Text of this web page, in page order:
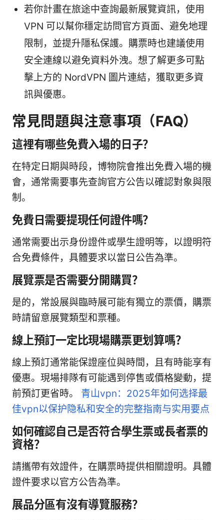
若你計畫在旅途中查詢最新展覽資訊，使用
VPN 可以幫你穩定訪問官方頁面、避免地理
限制，並提升隱私保護。購票時也建議使用
安全連線以避免資料外洩。想了解更多可點
擊上方的 NordVPN 圖片連結，獲取更多資
訊與優惠。
常見問題與注意事項（FAQ）
這裡有哪些免費入場的日子？
在特定日期與時段，博物院會推出免費入場的機
會，通常需要事先查詢官方公告以確認對象與限
制。
免費日需要提現任何證件嗎？
通常需要出示身份證件或學生證明等，以證明符
合免費條件，具體要求以當日公告為準。
展覽票是否需要分開購買？
是的，常設展與臨時展可能有獨立的票價，購票
時請留意展覽類型和票種。
線上預訂一定比現場購票更划算嗎？
線上預訂通常能保證座位與時間，且有時能享有
優惠。現場排隊有可能遇到停售或價格變動，提
前預訂更省時。 青山vpn：2025年如何选择最
佳vpn以保护隐私和安全的完整指南与实用要点
如何確認自己是否符合學生票或長者票的
資格？
請攜帶有效證件，在購票時提供相關證明。具體
證件要求以官方公告為準。
展品分區有沒有導覽服務？